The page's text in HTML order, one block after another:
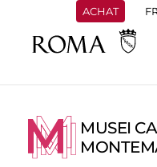
ACHAT
MUSEI